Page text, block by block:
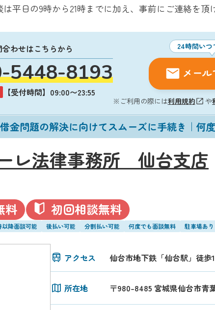
平日の9時から21時までに加え、事前にご連絡を頂
合わせはこちらから
5448-8193
【受付時間】09:00〜23:55
24時間いつ
メー
※ご利用の際には利用規約 や
借金問題の解決に向けてスムーズに手続き｜何
レ法律事務所 仙台支店
料 初回相談無料
以降面談可能 後払い可能 分割払い可能 何度でも面談無料 駐車場あり
アクセス 仙台市地下鉄「仙台駅」徒歩
所在地 〒980-8485 宮城県仙台市青